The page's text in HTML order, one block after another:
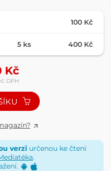
100 Kč
5 ks 400 Kč
Kč
DPH
verzi určenou ke čtení
.